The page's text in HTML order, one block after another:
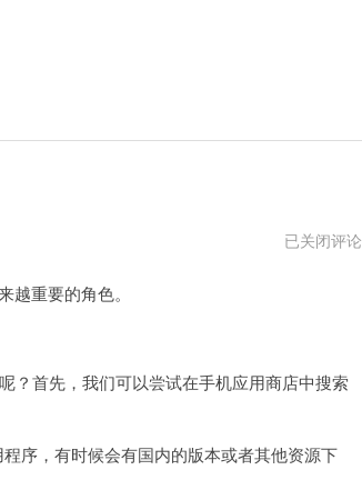
免
已关闭评论
重要的角色。
首先，我们可以尝试在手机应用商店中搜索
序，有时候会有国内的版本或者其他资源下